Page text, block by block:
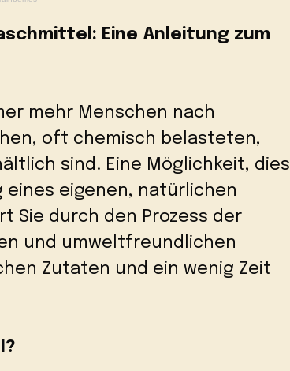
Eine Anleitung zum
mehr Menschen nach
oft chemisch belasteten,
sind. Eine Möglichkeit, dies
eigenen, natürlichen
Sie durch den Prozess der
und umweltfreundlichen
Zutaten und ein wenig Zeit